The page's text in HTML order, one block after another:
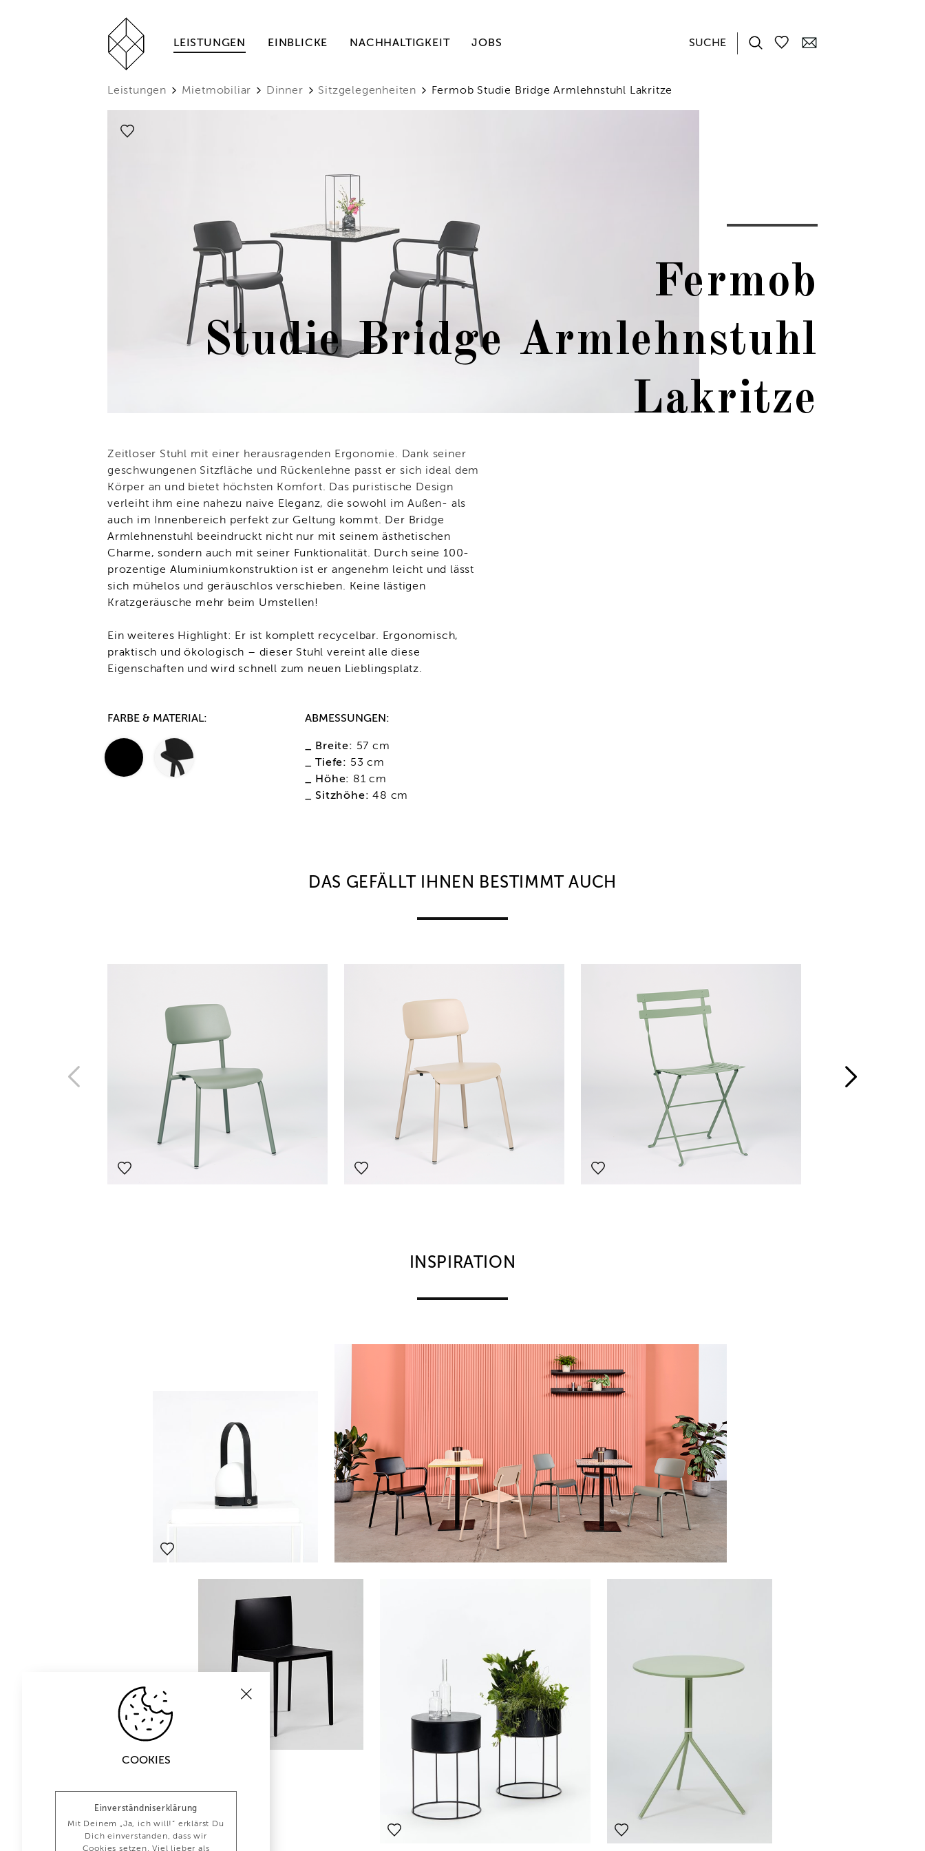
LEISTUNGEN EINBLICKE NACHHALTIGKEIT JOBS
Leistungen Mietmobiliar Dinner Sitzgelegenheiten Fermob Studie Bridge Armlehnstuhl Lakritze
Fermob
Studie Bridge Armlehnstuhl
Lakritze
Zeitloser Stuhl mit einer herausragenden Ergonomie. Dank seiner
geschwungenen Sitzfläche und Rückenlehne passt er sich ideal dem
Körper an und bietet höchsten Komfort. Das puristische Design
verleiht ihm eine nahezu naive Eleganz, die sowohl im Außen- als
auch im Innenbereich perfekt zur Geltung kommt. Der Bridge
Armlehnenstuhl beeindruckt nicht nur mit seinem ästhetischen
Charme, sondern auch mit seiner Funktionalität. Durch seine 100-
prozentige Aluminiumkonstruktion ist er angenehm leicht und lässt
sich mühelos und geräuschlos verschieben. Keine lästigen
Kratzgeräusche mehr beim Umstellen!
Ein weiteres Highlight: Er ist komplett recycelbar. Ergonomisch,
praktisch und ökologisch – dieser Stuhl vereint alle diese
Eigenschaften und wird schnell zum neuen Lieblingsplatz.
FARBE & MATERIAL: ABMESSUNGEN:
_ Breite: 57 cm
_ Tiefe: 53 cm
_ Höhe: 81 cm
_ Sitzhöhe: 48 cm
DAS GEFÄLLT IHNEN BESTIMMT AUCH
INSPIRATION
COOKIES
Einverständniserklärung
Mit Deinem „Ja, ich will!“ erklärst Du
Dich einverstanden, dass wir
Cookies setzen. Viel lieber als